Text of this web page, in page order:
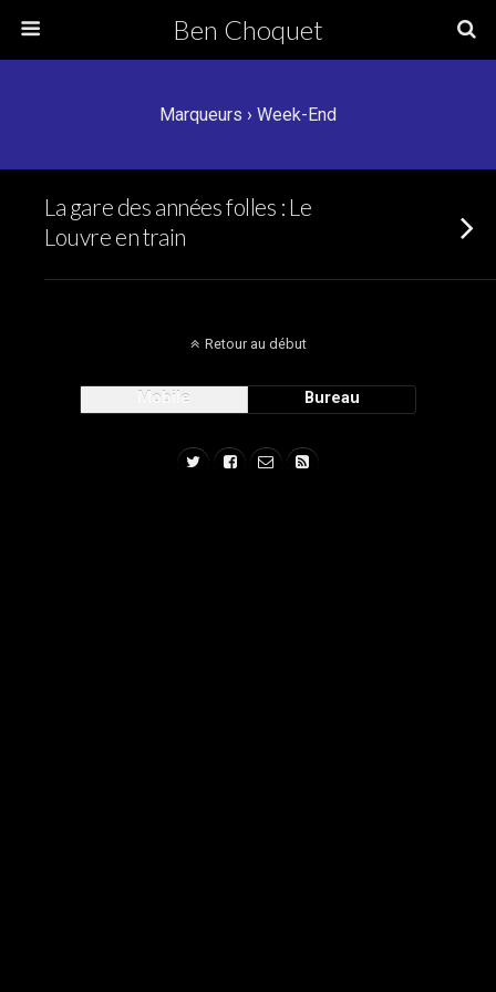
Ben Choquet
Marqueurs › Week-End
La gare des années folles : Le
Louvre en train
Retour au début
Mobile Bureau